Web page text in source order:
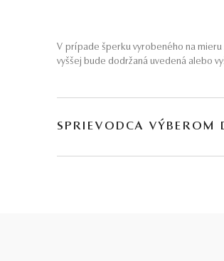
V prípade šperku vyrobeného na
vyššej bude dodržaná uvedená alebo
SPRIEVODCA VÝBEROM